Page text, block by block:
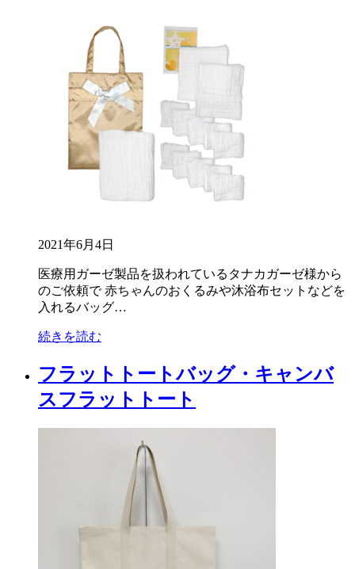
2021年6月4日
医療用ガーゼ製品を扱われているタナカガーゼ様から
のご依頼で 赤ちゃんのおくるみや沐浴布セットなどを
入れるバッグ…
続きを読む
フラットトートバッグ・キャンバ
スフラットトート